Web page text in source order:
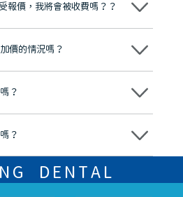
牌」，是諾貝爾種植系統全球放心植牙中
地區的顧客，受到粵港澳大灣區及周邊城
薦 珠海、深圳設有八大分院，香港亦設
何問題都可以隨時預約免費咨詢，讓人十
報價，我將會被收費嗎？？
前，你不會被收取任何費用。
價的情況嗎？
治療方案及對應的價錢，顧客同意並簽字
？
率轉算收取費用，而匯率會及時告知客人
？
聯絡我們，告知我們你原本預約
的日期及時段DENTAL